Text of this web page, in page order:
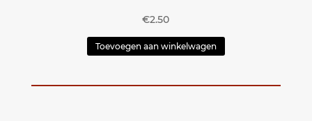
€2.50
Toevoegen aan winkelwagen